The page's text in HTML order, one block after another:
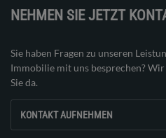
NEHMEN SIE JETZT
Sie haben Fragen zu unseren
Immobilie mit uns besprechen?
Sie da.
KONTAKT AUFNEHMEN